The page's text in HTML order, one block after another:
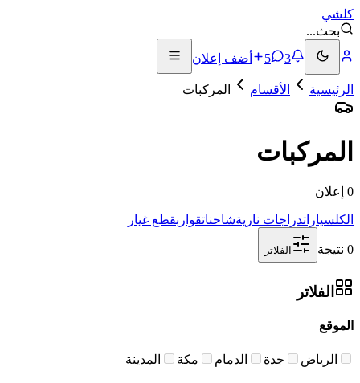
كلشي
بحث...
3
5 أضف إعلان
الرئيسية الأقسام المركبات
المركبات
0 إعلان
الكلسياراتدراجات ناريةشاحناتقواربقطع غيار
0 نتيجة الفلاتر
الفلاتر
الموقع
الرياض جدة الدمام مكة المدينة